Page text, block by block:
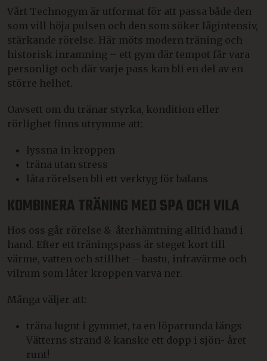
Vårt Technogym är utformat för att passa både den
som vill höja pulsen och den som söker lågintensiv,
stärkande rörelse. Här möts modern träning och
historisk inramning – ett gym där tempot får vara
personligt och där varje pass kan bli en del av en
större helhet.
Oavsett om du tränar styrka, kondition eller
rörlighet finns utrymme att:
lyssna in kroppen
träna utan stress
låta rörelsen bli ett verktyg för balans
KOMBINERA TRÄNING MED SPA OCH VILA
Hos oss går rörelse & återhämtning alltid hand i
hand. Efter ett träningspass är steget kort till
värme, vatten och stillhet – bastu, infravärme och
vilrum som låter kroppen varva ner.
Många väljer att:
träna lugnt i gymmet, ta en löparrunda längs
Vätterns strand & kanske ett dopp i sjön- året
runt!